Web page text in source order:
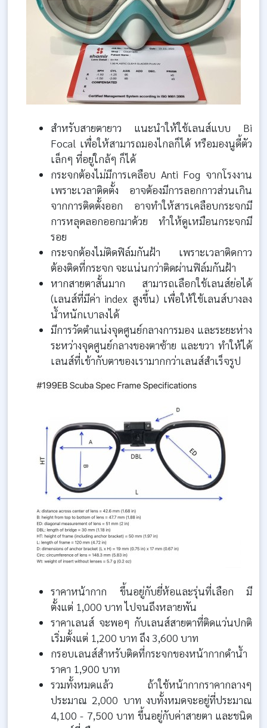
สำหรับสายตายาว แนะนำให้ใช้เลนส์แบบ Bi
Focal เพื่อให้สามารถมองไกลก็ได้ หรือมองนูดี้ตัว
เล็กๆ ที่อยู่ใกล้ๆ ก็ได้
กระจกต้องไม่มีการเคลือบ Anti Fog จากโรงงาน
เพราะเวลาติดตั้ง อาจต้องมีการลอกกาวส่วนเกิน
จากการติดตั้งออก อาจทำให้สารเคลือบกระจกมี
การหลุดลอกออกมาด้วย ทำให้ดูเหมือนกระจกมี
รอย
กระจกต้องไม่ติดฟิล์มกันฝ้า เพราะเวลาติดกาว
ต้องติดที่กระจก จะแน่นกว่าติดผ่านฟิล์มกันฝ้า
หากสายตาสั้นมาก สามารถเลือกใช้เลนส์ย่อได้
(เลนส์ที่มีค่า index สูงขึ้น) เพื่อให้ใช้เลนส์บางลง
น้ำหนักเบาลงได้
มีการวัดตำแน่งจุดศูนย์กลางการมอง และระยะห่าง
ระหว่างจุดศูนย์กลางของตาซ้าย และขวา ทำให้ได้
เลนส์ที่เข้ากับตาของเรามากกว่าเลนส์สำเร็จรูป
ราคาหน้ากาก ขึ้นอยู่กับยี่ห้อและรุ่นที่เลือก มี
ตั้งแต่ 1,000 บาท ไปจนถึงหลายพัน
ราคาเลนส์ จะพอๆ กับเลนส์สายตาที่ติดแว่นปกติ
เริ่มตั้งแต่ 1,200 บาท ถึง 3,600 บาท
กรอบเลนส์สำหรับติดที่กระจกของหน้ากากดำน้ำ
ราคา 1,900 บาท
รวมทั้งหมดแล้ว ถ้าใช้หน้ากากราคากลางๆ
ประมาณ 2,000 บาท งบทั้งหมดจะอยู่ที่ประมาณ
4,100 - 7,500 บาท ขึ้นอยู่กับค่าสายตา และชนิด